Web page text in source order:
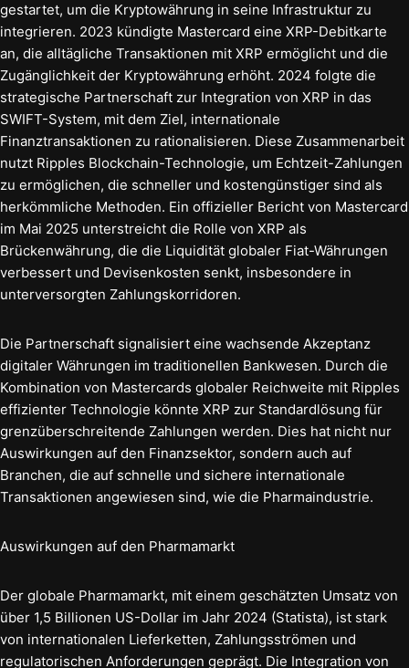
gestartet, um die Kryptowährung in seine Infrastruktur zu
integrieren. 2023 kündigte Mastercard eine XRP-Debitkarte
an, die alltägliche Transaktionen mit XRP ermöglicht und die
Zugänglichkeit der Kryptowährung erhöht. 2024 folgte die
strategische Partnerschaft zur Integration von XRP in das
SWIFT-System, mit dem Ziel, internationale
Finanztransaktionen zu rationalisieren. Diese Zusammenarbeit
nutzt Ripples Blockchain-Technologie, um Echtzeit-Zahlungen
zu ermöglichen, die schneller und kostengünstiger sind als
herkömmliche Methoden. Ein offizieller Bericht von Mastercard
im Mai 2025 unterstreicht die Rolle von XRP als
Brückenwährung, die die Liquidität globaler Fiat-Währungen
verbessert und Devisenkosten senkt, insbesondere in
unterversorgten Zahlungskorridoren.
Die Partnerschaft signalisiert eine wachsende Akzeptanz
digitaler Währungen im traditionellen Bankwesen. Durch die
Kombination von Mastercards globaler Reichweite mit Ripples
effizienter Technologie könnte XRP zur Standardlösung für
grenzüberschreitende Zahlungen werden. Dies hat nicht nur
Auswirkungen auf den Finanzsektor, sondern auch auf
Branchen, die auf schnelle und sichere internationale
Transaktionen angewiesen sind, wie die Pharmaindustrie.
Auswirkungen auf den Pharmamarkt
Der globale Pharmamarkt, mit einem geschätzten Umsatz von
über 1,5 Billionen US-Dollar im Jahr 2024 (Statista), ist stark
von internationalen Lieferketten, Zahlungsströmen und
regulatorischen Anforderungen geprägt. Die Integration von